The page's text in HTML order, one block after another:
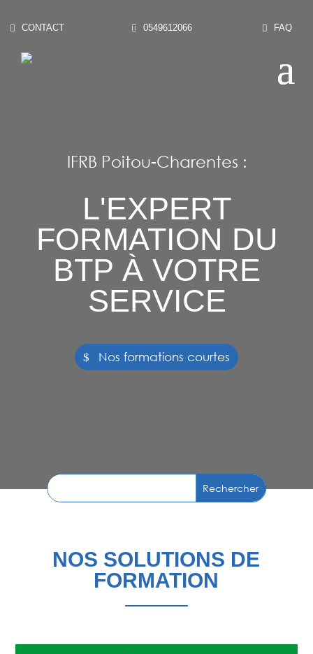
CONTACT 0549612066 FAQ
IFRB Poitou-Charentes :
L'EXPERT
FORMATION DU
BTP À VOTRE
SERVICE
Nos formations courtes
NOS SOLUTIONS DE
FORMATION